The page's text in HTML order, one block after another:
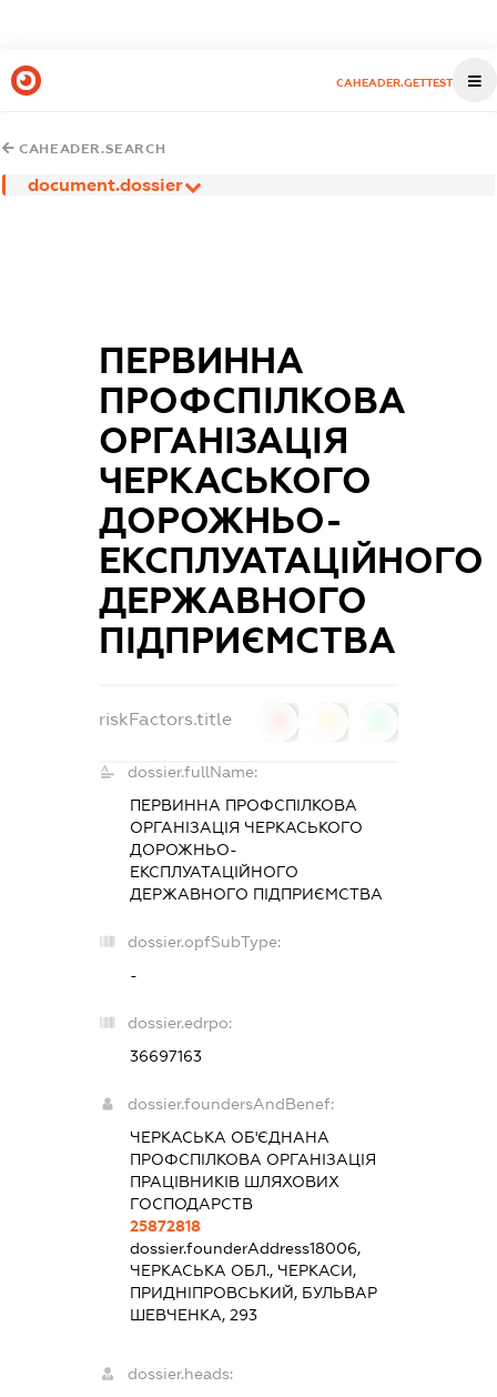
CAHEADER.GETTEST
CAHEADER.SEARCH
document.dossier
ПЕРВИННА
ПРОФСПІЛКОВА
ОРГАНІЗАЦІЯ
ЧЕРКАСЬКОГО
ДОРОЖНЬО-
ЕКСПЛУАТАЦІЙНОГО
ДЕРЖАВНОГО
ПІДПРИЄМСТВА
riskFactors.title
dossier.fullName:
ПЕРВИННА ПРОФСПІЛКОВА
ОРГАНІЗАЦІЯ ЧЕРКАСЬКОГО
ДОРОЖНЬО-
ЕКСПЛУАТАЦІЙНОГО
ДЕРЖАВНОГО ПІДПРИЄМСТВА
dossier.opfSubType:
-
dossier.edrpo:
36697163
dossier.foundersAndBenef:
ЧЕРКАСЬКА ОБ'ЄДНАНА
ПРОФСПІЛКОВА ОРГАНІЗАЦІЯ
ПРАЦІВНИКІВ ШЛЯХОВИХ
ГОСПОДАРСТВ
25872818
dossier.founderAddress18006,
ЧЕРКАСЬКА ОБЛ., ЧЕРКАСИ,
ПРИДНІПРОВСЬКИЙ, БУЛЬВАР
ШЕВЧЕНКА, 293
dossier.heads: